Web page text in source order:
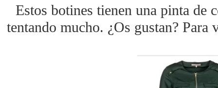
Estos botines tienen una pinta de
tentando mucho. ¿Os gustan?